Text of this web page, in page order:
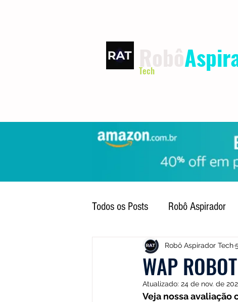
Tech
Todos os Posts Robô Aspirador
Electrolux DOLPHIN
Samsung
WAP
Robô Aspirador Tech
Atualizado: 24 de nov. de
Veja nossa avaliação